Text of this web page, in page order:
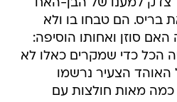
צדק למענו של הבן-האח
בריס. הם טבחו בו ולא
האם סוזן ואחותו הוסיפה:
הכל כדי שמקרים כאלו לא
האוהד הצעיר נרשמו
כמה מאות חולצות עם